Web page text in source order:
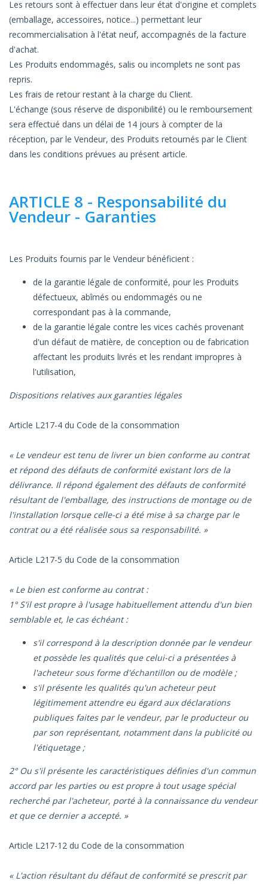
Les retours sont à effectuer dans leur état d'origine et complets
(emballage, accessoires, notice...) permettant leur
recommercialisation à l'état neuf, accompagnés de la facture
d'achat.
Les Produits endommagés, salis ou incomplets ne sont pas
repris.
Les frais de retour restant à la charge du Client.
L'échange (sous réserve de disponibilité) ou le remboursement
sera effectué dans un délai de 14 jours à compter de la
réception, par le Vendeur, des Produits retournés par le Client
dans les conditions prévues au présent article.
ARTICLE 8 - Responsabilité du
Vendeur - Garanties
Les Produits fournis par le Vendeur bénéficient :
de la garantie légale de conformité, pour les Produits
défectueux, abîmés ou endommagés ou ne
correspondant pas à la commande,
de la garantie légale contre les vices cachés provenant
d'un défaut de matière, de conception ou de fabrication
affectant les produits livrés et les rendant impropres à
l'utilisation,
Dispositions relatives aux garanties légales
Article L217-4 du Code de la consommation
« Le vendeur est tenu de livrer un bien conforme au contrat
et répond des défauts de conformité existant lors de la
délivrance. Il répond également des défauts de conformité
résultant de l'emballage, des instructions de montage ou de
l'installation lorsque celle-ci a été mise à sa charge par le
contrat ou a été réalisée sous sa responsabilité. »
Article L217-5 du Code de la consommation
« Le bien est conforme au contrat :
1° S'il est propre à l'usage habituellement attendu d'un bien
semblable et, le cas échéant :
s'il correspond à la description donnée par le vendeur
et possède les qualités que celui-ci a présentées à
l'acheteur sous forme d'échantillon ou de modèle ;
s'il présente les qualités qu'un acheteur peut
légitimement attendre eu égard aux déclarations
publiques faites par le vendeur, par le producteur ou
par son représentant, notamment dans la publicité ou
l'étiquetage ;
2° Ou s'il présente les caractéristiques définies d'un commun
accord par les parties ou est propre à tout usage spécial
recherché par l'acheteur, porté à la connaissance du vendeur
et que ce dernier a accepté. »
Article L217-12 du Code de la consommation
« L'action résultant du défaut de conformité se prescrit par